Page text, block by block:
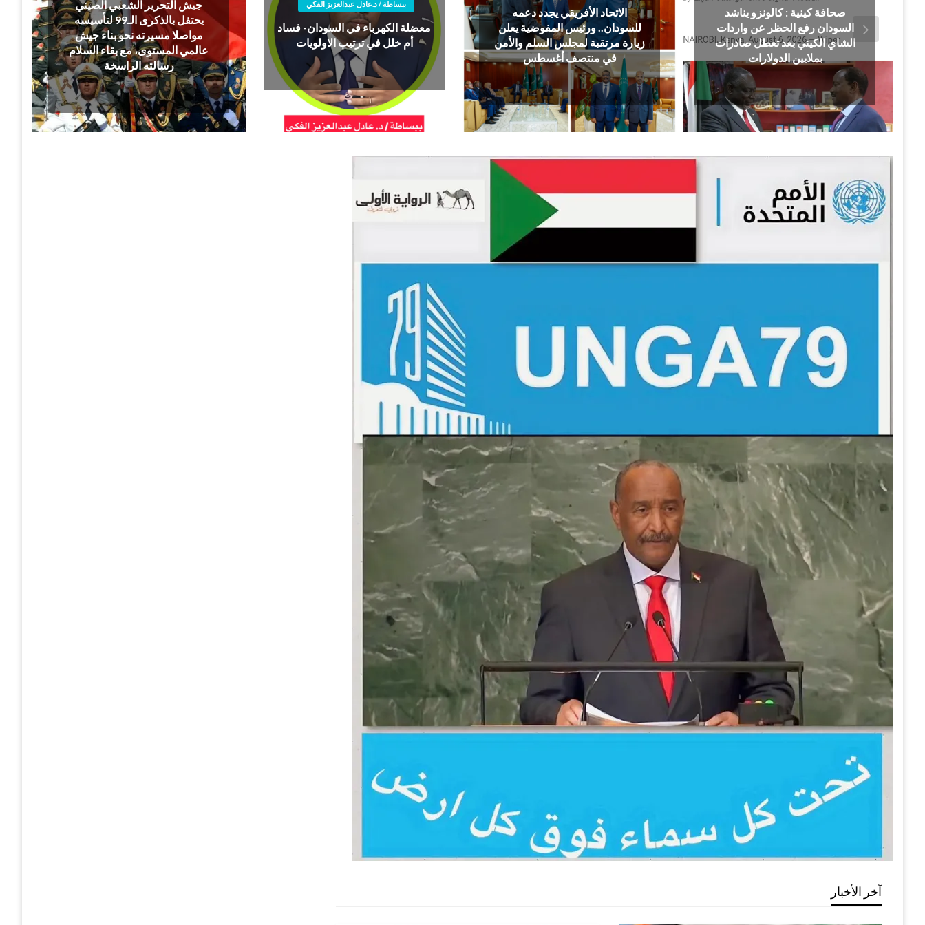
صحافة كينية : كالونزو يناشد
السودان رفع الحظر عن واردات
الشاي الكيني بعد تعطل صادرات
بملايين الدولارات
الاتحاد الأفريقي يجدد دعمه
للسودان.. ورئيس المفوضية يعلن
زيارة مرتقبة لمجلس السلم والأمن
في منتصف أغسطس
ببساطة / د.عادل عبدالعزيز الفكي
معضلة الكهرباء في السودان- فساد
أم خلل في ترتيب الاولويات
جيش التحرير الشعبي الصيني
يحتفل بالذكرى الـ99 لتأسيسه
مواصلا مسيرته نحو بناء جيش
عالمي المستوى، مع بقاء السلام
رسالته الراسخة
آخر الأخبار